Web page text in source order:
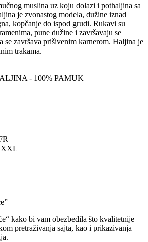
muslina uz koju dolazi i pothaljina sa
je zvonastog modela, dužine iznad
kopčanje do ispod grudi. Rukavi su
pune dužine i završavaju se
se završava prišivenim karnerom. Haljina je
trakama.
- 100% PAMUK
kako bi vam obezbedila što kvalitetnije
pretraživanja sajta, kao i prikazivanja